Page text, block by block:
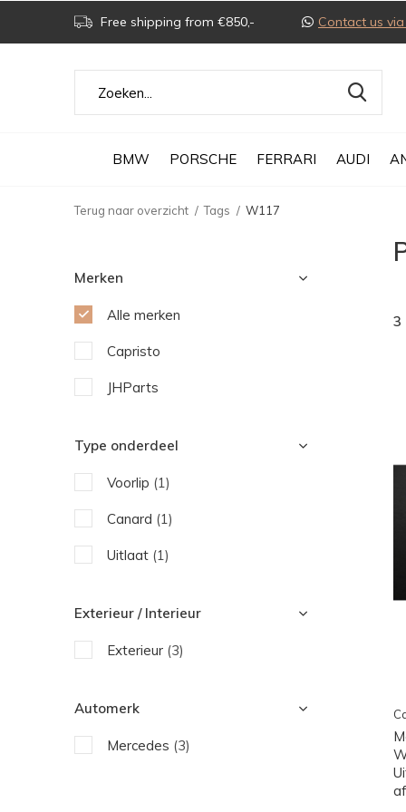
BMW PORSCHE FERRARI AUDI
Free shipping from €850,- Contact us
Terug naar overzicht Tags W117
3
Merken
Alle merken
Capristo
JHParts
Type onderdeel
Voorlip (1)
Canard (1)
Uitlaat (1)
Exterieur / Interieur
Exterieur (3)
Automerk
Mercedes (3)